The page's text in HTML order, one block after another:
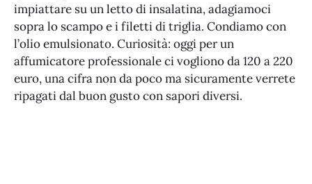
impiattare su un letto di insalatina, adagiamoci
sopra lo scampo e i filetti di triglia. Condiamo con
l’olio emulsionato. Curiosità: oggi per un
affumicatore professionale ci vogliono da 120 a 220
euro, una cifra non da poco ma sicuramente verrete
ripagati dal buon gusto con sapori diversi.